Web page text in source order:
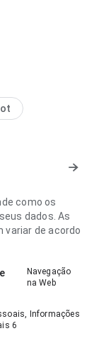
diário
Esse
como os
dados. As
variar de acordo
Navegação
na Web
Informações
6